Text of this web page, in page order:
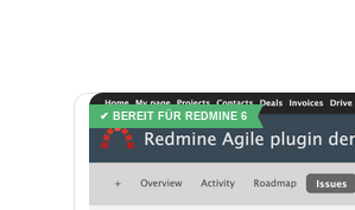
✔ BEREIT FÜR REDMINE 6